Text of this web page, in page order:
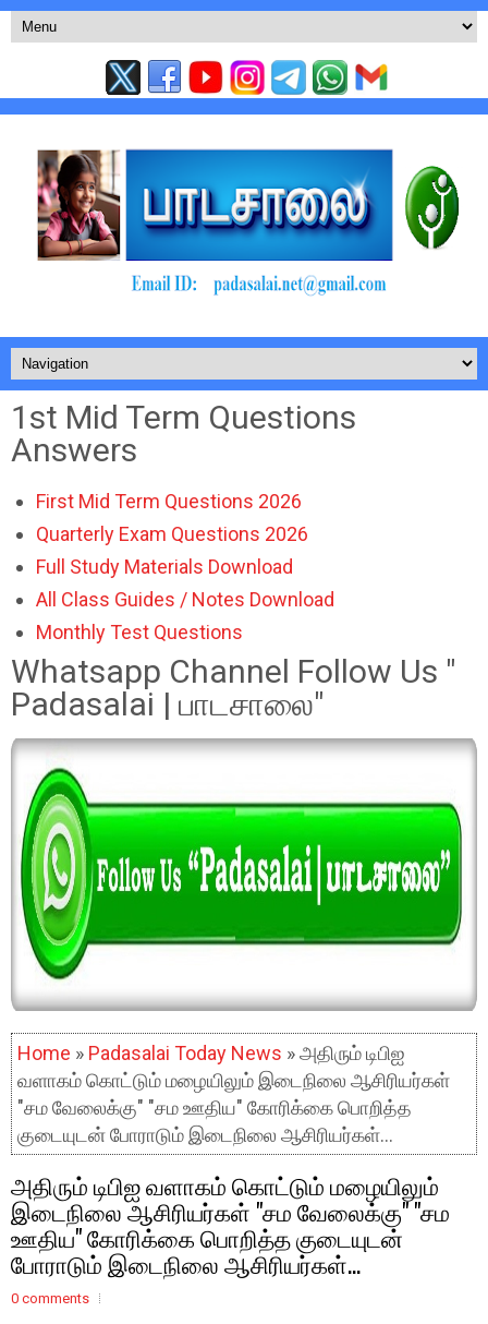
1st Mid Term Questions
Answers
First Mid Term Questions 2026
Quarterly Exam Questions 2026
Full Study Materials Download
All Class Guides / Notes Download
Monthly Test Questions
Whatsapp Channel Follow Us "
Padasalai | பாடசாலை"
Home » Padasalai Today News » அதிரும் டிபிஐ
வளாகம் கொட்டும் மழையிலும் இடைநிலை ஆசிரியர்கள்
"சம வேலைக்கு" "சம ஊதிய" கோரிக்கை பொறித்த
குடையுடன் போராடும் இடைநிலை ஆசிரியர்கள்...
அதிரும் டிபிஐ வளாகம் கொட்டும் மழையிலும்
இடைநிலை ஆசிரியர்கள் "சம வேலைக்கு" "சம
ஊதிய" கோரிக்கை பொறித்த குடையுடன்
போராடும் இடைநிலை ஆசிரியர்கள்...
0 comments